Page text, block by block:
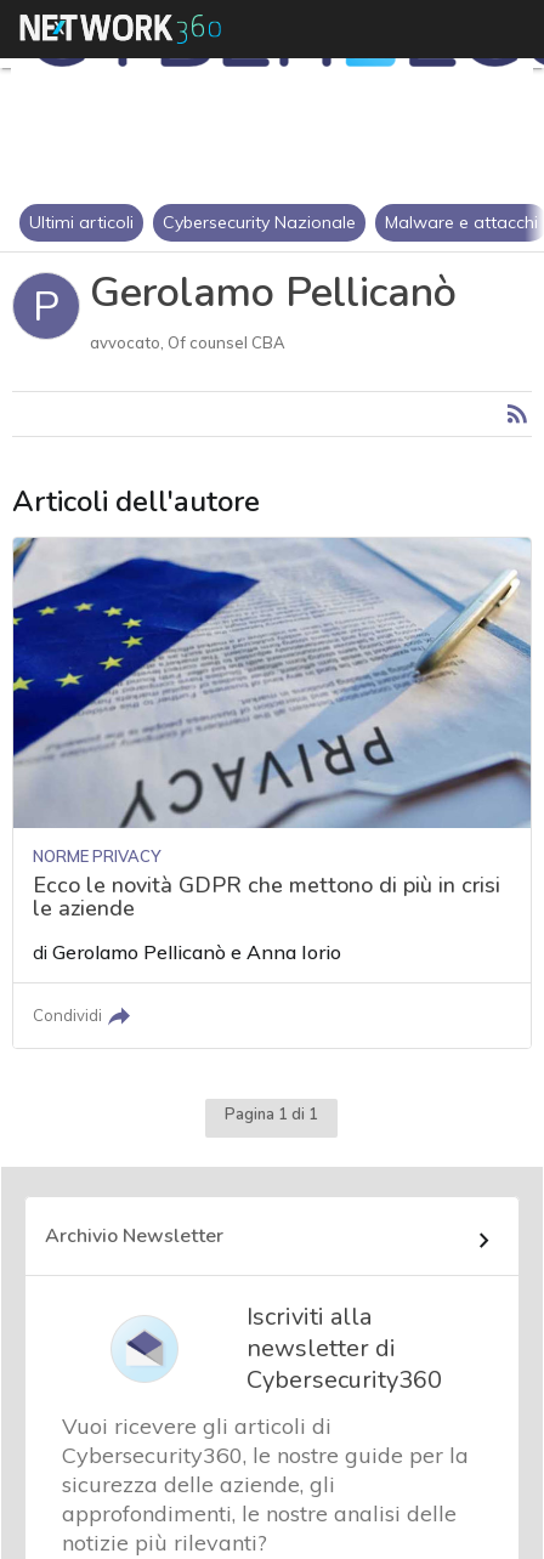
Ultimi articoli Cybersecurity Nazionale Malware e attacchi
P Gerolamo Pellicanò
avvocato, Of counsel CBA
Articoli dell'autore
NORME PRIVACY
Ecco le novità GDPR che mettono di più in crisi
le aziende
diGerolamo Pellicanò eAnna Iorio
Condividi
Pagina 1 di 1
Archivio Newsletter
Iscriviti alla
newsletter di
Cybersecurity360
Vuoi ricevere gli articoli di
Cybersecurity360, le nostre guide per la
sicurezza delle aziende, gli
approfondimenti, le nostre analisi delle
notizie più rilevanti?